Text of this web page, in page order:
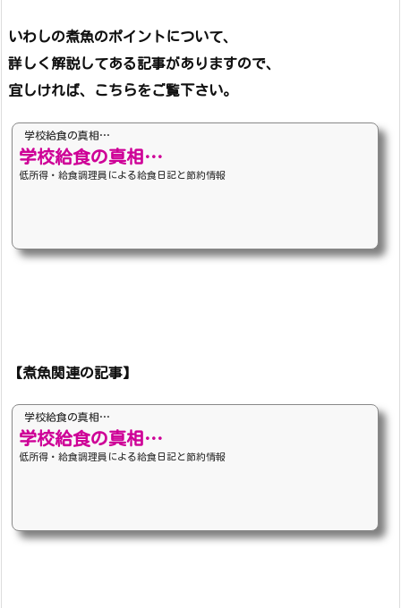
いわしの煮魚のポイントについて、
詳しく解説してある記事がありますので、
宜しければ、こちらをご覧下さい。
学校給食の真相…
学校給食の真相…
低所得・給食調理員による給食日記と節約情報
【煮魚関連の記事】
学校給食の真相…
学校給食の真相…
低所得・給食調理員による給食日記と節約情報